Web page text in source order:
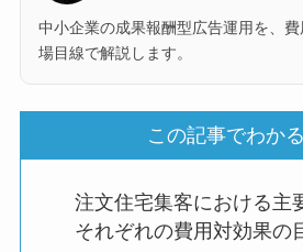
中小企業の成果報酬型広告運用を、
場目線で解説します。
この記事でわか
注文住宅集客における主
それぞれの費用対効果の